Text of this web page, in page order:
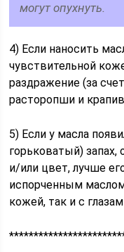
могут опухнуть.
4) Если наносить
чувствительной
раздражение (за
расторопши и
5) Если у масла
горьковатый) запах,
и/или цвет, лучше
испорченным
кожей, так и с